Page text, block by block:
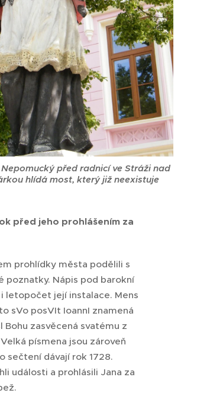
Nepomucký před radnicí ve Stráži nad
hlídá most, který již neexistuje
před jeho prohlášením za
prohlídky města podělili s
poznatky. Nápis pod barokní
letopočet její instalace. Mens
sVo posVIt IoannI znamená
Bohu zasvěcená svatému z
písmena jsou zároveň
sečtení dávají rok 1728.
události a prohlásili Jana za